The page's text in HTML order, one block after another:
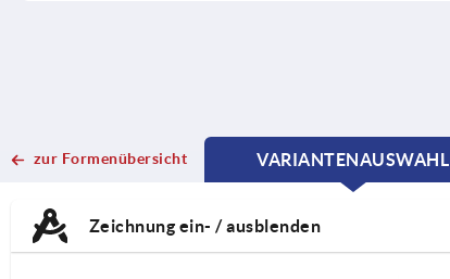
zur Formenübersicht
VARIANTENAUSWAHL
CURRENT
CURRENT
Zeichnung ein- / ausblenden